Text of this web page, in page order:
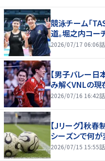
競泳チーム「
道。堀之内コ
2026/07/17 06:06
【男子バレー日
み解くVNLの現
2026/07/16 16:42
【Jリーグ】秋
シーズンで何が
2026/07/15 15:55